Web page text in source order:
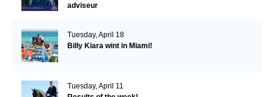
adviseur
Tuesday, April 18
Billy Kiara wint in Miami!
Tuesday, April 11